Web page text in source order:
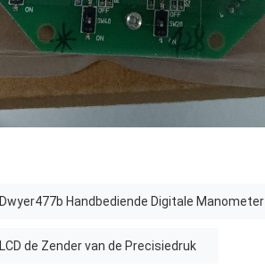
Dwyer477b Handbediende Digitale Manometer
LCD de Zender van de Precisiedruk